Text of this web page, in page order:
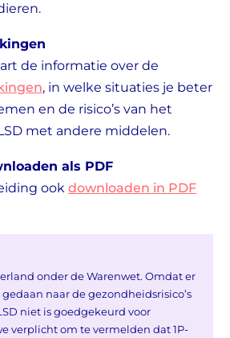
de informatie over de
, in welke situaties je beter
en de risico’s van het
met andere middelen.
als PDF
ook downloaden in PDF
onder de Warenwet. Omdat er
naar de gezondheidsrisico’s
niet is goedgekeurd voor
verplicht om te vermelden dat 1P-